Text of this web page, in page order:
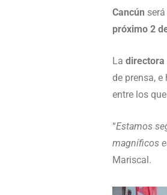
Cancún
próximo 2
La directora
de prensa,
entre los
“Estamos
magníficos
Mariscal.